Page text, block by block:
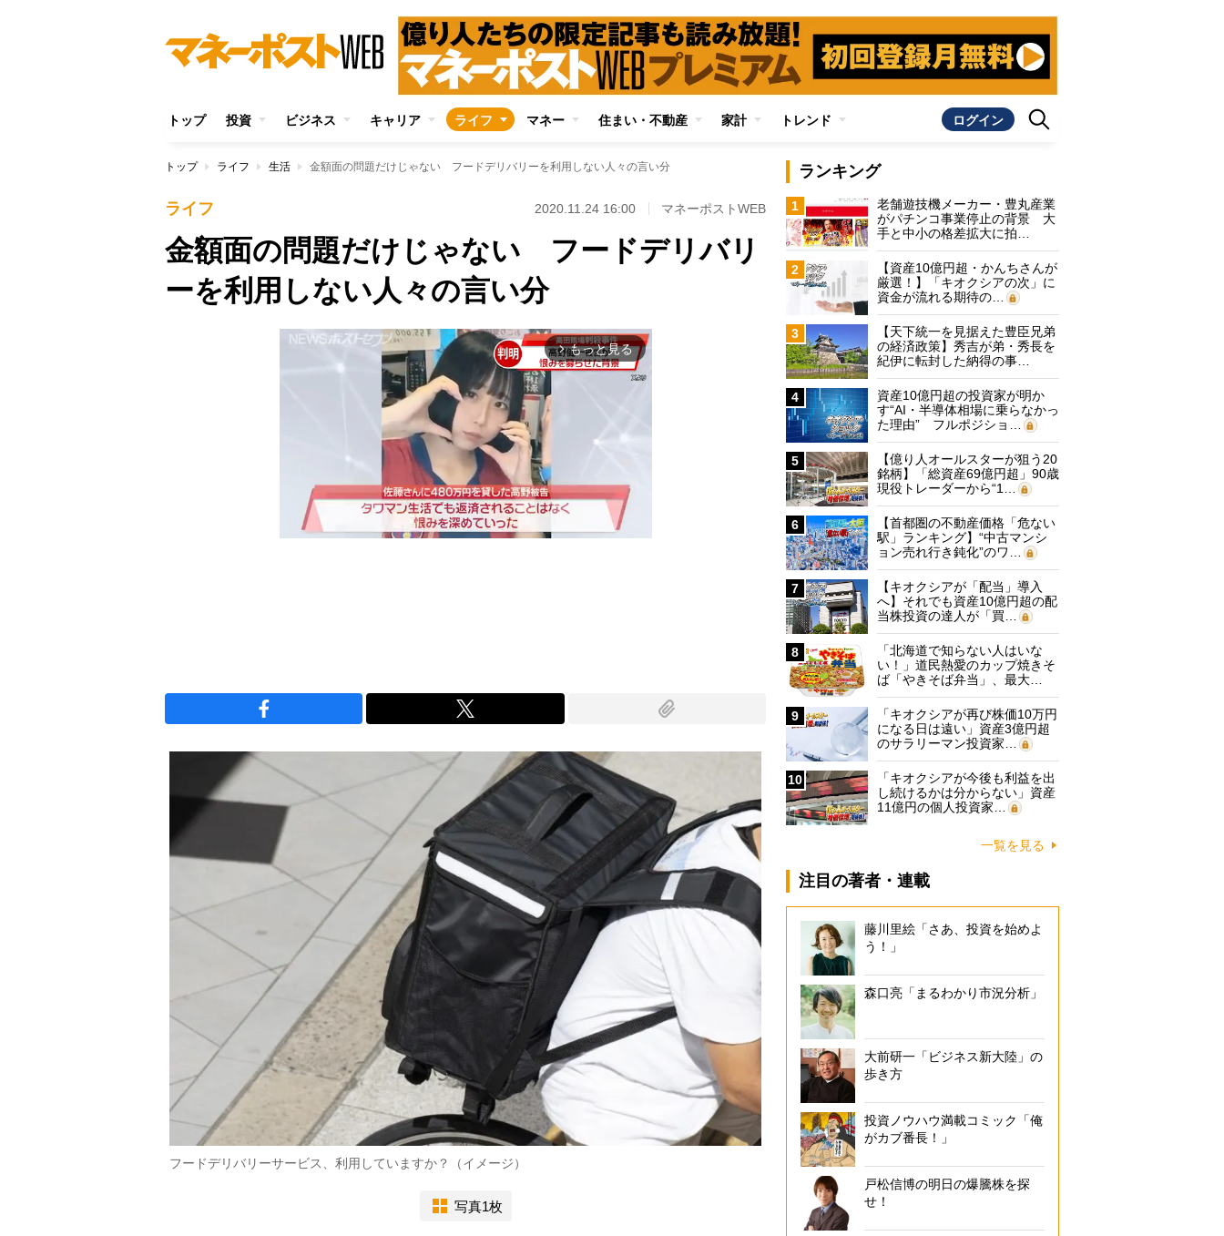
トップ 投資 ビジネス キャリア ライフ マネー 住まい・不動産 家計 トレンド ログイン
トップ ライフ 生活 金額面の問題だけじゃない フードデリバリーを利用しない人々の言い分
ライフ 2020.11.24 16:00 マネーポストWEB
金額面の問題だけじゃない フードデリバリ
ーを利用しない人々の言い分
arrow_forward_ios もっと見る
フードデリバリーサービス、利用していますか？（イメージ）
写真1枚
ランキング
1
老舗遊技機メーカー・豊丸産業
がパチンコ事業停止の背景 大
手と中小の格差拡大に拍…
2
【資産10億円超・かんちさんが
厳選！】「キオクシアの次」に
資金が流れる期待の…
3
【天下統一を見据えた豊臣兄弟
の経済政策】秀吉が弟・秀長を
紀伊に転封した納得の事…
4
資産10億円超の投資家が明か
す“AI・半導体相場に乗らなかっ
た理由” フルポジショ…
5
【億り人オールスターが狙う20
銘柄】「総資産69億円超」90歳
現役トレーダーから“1…
6
【首都圏の不動産価格「危ない
駅」ランキング】“中古マンシ
ョン売れ行き鈍化”のワ…
7
【キオクシアが「配当」導入
へ】それでも資産10億円超の配
当株投資の達人が「買…
8
「北海道で知らない人はいな
い！」道民熱愛のカップ焼きそ
ば「やきそば弁当」、最大…
9
「キオクシアが再び株価10万円
になる日は遠い」資産3億円超
のサラリーマン投資家…
10
「キオクシアが今後も利益を出
し続けるかは分からない」資産
11億円の個人投資家…
一覧を見る
注目の著者・連載
藤川里絵「さあ、投資を始めよ
う！」
森口亮「まるわかり市況分析」
大前研一「ビジネス新大陸」の
歩き方
投資ノウハウ満載コミック「俺
がカブ番長！」
戸松信博の明日の爆騰株を探
せ！